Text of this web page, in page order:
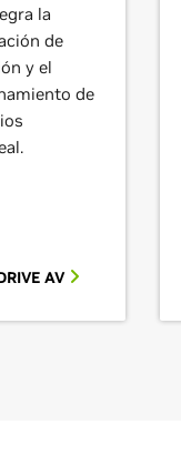
la
de
y el
de
AV